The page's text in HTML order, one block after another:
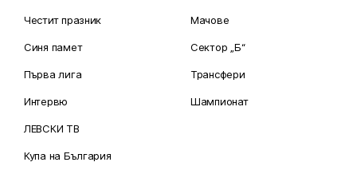
Честит празник
Синя памет
Първа лига
Интервю
ЛЕВСКИ ТВ
Купа на България
Мачове
Сектор „Б“
Трансфери
Шампионат